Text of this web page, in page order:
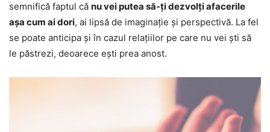
semnifică faptul că nu vei putea să-ți dezvolți afacerile
așa cum ai dori, ai lipsă de imaginație și perspectivă. La fel
se poate anticipa și în cazul relațiilor pe care nu vei ști să
le păstrezi, deoarece ești prea anost.